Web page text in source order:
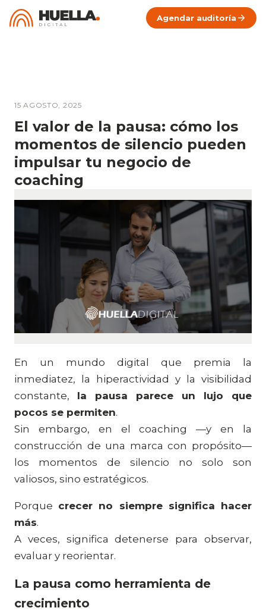
Agendar auditoría
15 AGOSTO, 2025
El valor de la pausa: cómo los
momentos de silencio pueden
impulsar tu negocio de
coaching
En un mundo digital que premia la
inmediatez, la hiperactividad y la visibilidad
constante, la pausa parece un lujo que
pocos se permiten.
Sin embargo, en el coaching —y en la
construcción de una marca con propósito—
los momentos de silencio no solo son
valiosos, sino estratégicos.
Porque crecer no siempre significa hacer
más.
A veces, significa detenerse para observar,
evaluar y reorientar.
La pausa como herramienta de
crecimiento